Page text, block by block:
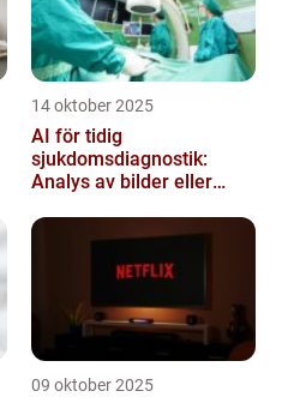
14 oktober 2025
AI för tidig
sjukdomsdiagnostik:
Analys av bilder eller
09 oktober 2025